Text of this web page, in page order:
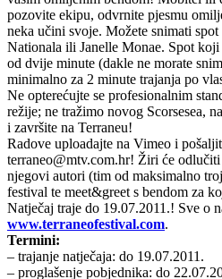
pozovite ekipu, odvrnite pjesmu
neka učini svoje. Možete snimati
Nationala ili Janelle Monae. Spot
od dvije minute (dakle ne morate
minimalno za 2 minute trajanja po
Ne opterećujte se profesionalnim
režije; ne tražimo novog Scorsesea,
i završite na Terraneu!
Radove uploadajte na Vimeo i
terraneo@mtv.com.hr! Žiri će
njegovi autori (tim od maksimalno
festival te meet&greet s bendom za
Natječaj traje do 19.07.2011.! Sve o
www.terraneofestival.com.
Termini:
– trajanje natječaja: do 19.07.2011.
– proglašenje pobjednika: do